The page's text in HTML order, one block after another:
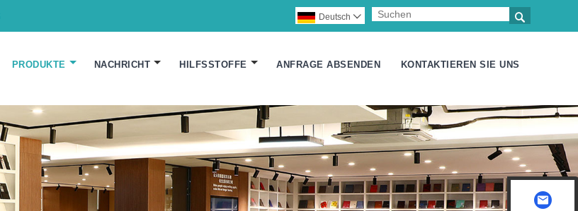

Deutsch 
PRODUKTE NACHRICHT HILFSSTOFFE ANFRAGE ABSENDEN KONTAKTIEREN SIE UNS